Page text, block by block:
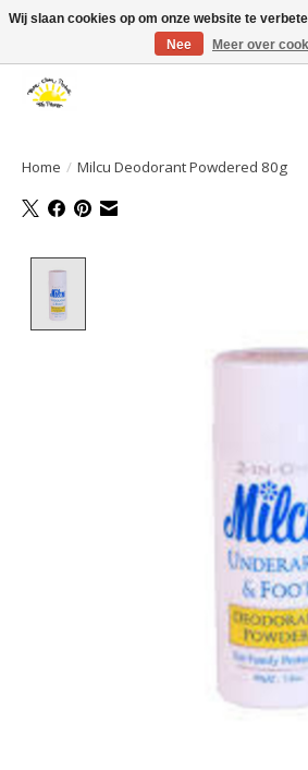
Large selection of products and fast shipping!
Home / Milcu Deodorant Powdered 80g
Wij slaan cookies op om onze website te
Nee
Meer over